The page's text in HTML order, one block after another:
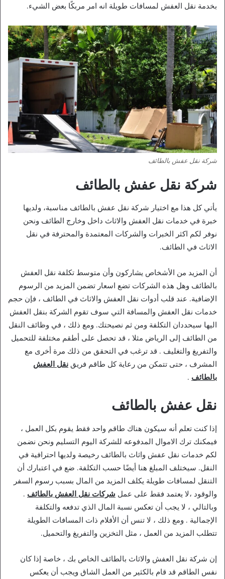
بخدمة نقل العفش لمسافات طويلة انه امر مربكًا بعض الشيء.
شركة نقل عفش بالطائف
شركة نقل عفش بالطائف
يأتي كل هذا مع اختيار شركة نقل عفش بالطائف مناسبة، ولديها
خبرة في خدمات نقل العفش والاثاث داخل وخارج الطائف ونحن
نوفر لكم اكثر الخبرات والشركات المعتمدة والمحترفة في نقل
الاثاث في الطائف.
أن المزيد من الأشخاص يشاركون وأن متوسط ​​تكلفة نقل العفش
بالطائف وهل هذه الشركات تضع اسعار تضمن المزيد من الرسوم
الإضافية. عند قلب أدوات نقل العفش والاثاث في الطائف ، فإن حجم
خدمات نقل العفش والمسافة التي سوف تقوم الشركة بنقل العفش
اليها سيحددان التكلفة ومن ثم نصيحتك. ومع ذلك ، في وظائف النقل
من الطائف إلى الرياض مثلا ، قد تحصل على أطقم مختلفة للتحميل
والتفريغ والتغليف . قد ترغب في التحقق من ذلك مرة أخرى مع
المشرف ، حتى تتمكن من رعاية كل طاقم فريق نقل العفش
بالطائف .
نقل عفش بالطائف
إذا كنت تعلم أنه سيكون هناك طاقم واحد فقط يقوم بكل العمل ،
فيمكنك ترك الاموال المدفوعه للشركة اليوم التسليم ونحن نضمن
لكم خدمات نقل عفش واثاث بالطائف رخيصة ولديها احترافية في
النقل. سيختلف المبلغ هنا أيضًا حسب التكلفة. ضع في اعتبارك أن
التنقل لمسافات طويلة يكلف المزيد من المال بسبب رسوم السفر
والوقود ،لا يعتمد فقط على عمل شركات نقل العفش بالطائف .
وبالتالي ، لا يجب أن تعكس نسبة المال الذي تدفعه والتكلفة
الإجمالية . ومع ذلك ، لا تنس أن الأفلام ذات المسافات الطويلة
تتطلب المزيد من العمل ، مثل التخزين والتفريغ والتحميل.
إن شركة نقل العفش والاثاث بالطائف الخاص بك ، خاصة إذا كان
نفس الطاقم قد قام بالكثير من العمل الشاق ويجب أن يعكس